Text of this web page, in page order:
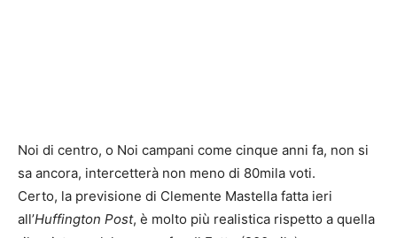
Noi di centro, o Noi campani come cinque anni fa, non si
sa ancora, intercetterà non meno di 80mila voti.
Certo, la previsione di Clemente Mastella fatta ieri
all’Huffington Post, è molto più realistica rispetto a quella